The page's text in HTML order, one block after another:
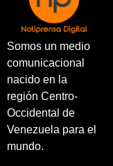
Somos un medio
comunicacional
nacido en la
región Centro-
Occidental de
Venezuela para el
mundo.